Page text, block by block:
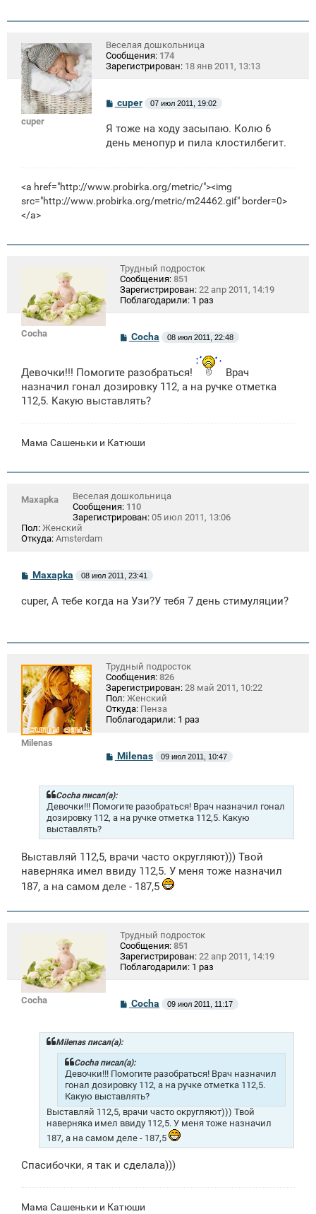
cuper
Веселая дошкольница
Сообщения: 174
Зарегистрирован: 18 янв 2011, 13:13
С
о
б
щ
cuper 07 июл 2011, 19:02
Я тоже на ходу засыпаю. Колю 6
день менопур и пила клостилбегит.
<a href="http://www.probirka.org/metric/"><img
src="http://www.probirka.org/metric/m24462.gif" border=0>
</a>
Cocha
Трудный подросток
Сообщения: 851
Зарегистрирован: 22 апр 2011, 14:19
Поблагодарили: 1 раз
С
щ
е
н
и
Cocha 08 июл 2011, 22:48
Девочки!!! Помогите разобраться!
Врач
назначил гонал дозировку 112, а на ручке отметка
112,5. Какую выставлять?
Мама Сашеньки и Катюши
Maxapka
Веселая дошкольница
Сообщения: 110
Зарегистрирован: 05 июл 2011, 13:06
Пол: Женский
Откуда: Amsterdam
С
б
и
Maxapka 08 июл 2011, 23:41
cuper, A тебе когда на Узи?У тебя 7 день стимуляции?
Milenas
Трудный подросток
Сообщения: 826
Зарегистрирован: 28 май 2011, 10:22
Пол: Женский
Откуда: Пенза
Поблагодарили: 1 раз
С
б
щ
е
н
и
Milenas 09 июл 2011, 10:47
Cocha писал(а):
Девочки!!! Помогите разобраться! Врач назначил гонал
дозировку 112, а на ручке отметка 112,5. Какую
выставлять?
Выставляй 112,5, врачи часто округляют))) Твой
наверняка имел ввиду 112,5. У меня тоже назначил
187, а на самом деле - 187,5
Cocha
Трудный подросток
Сообщения: 851
Зарегистрирован: 22 апр 2011, 14:19
Поблагодарили: 1 раз
С
о
б
е
н
и
Cocha 09 июл 2011, 11:17
Milenas писал(а):
Cocha писал(а):
Девочки!!! Помогите разобраться! Врач назначил
гонал дозировку 112, а на ручке отметка 112,5.
Какую выставлять?
Выставляй 112,5, врачи часто округляют))) Твой
наверняка имел ввиду 112,5. У меня тоже назначил
187, а на самом деле - 187,5
Спасибочки, я так и сделала)))
Мама Сашеньки и Катюши